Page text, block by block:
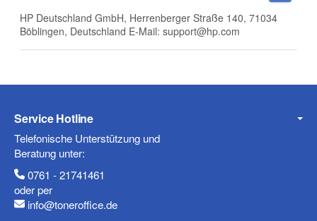
Mobiltelefon
HP Deutschland GmbH, Herrenberger Straße 140, 71034
Böblingen, Deutschland E-Mail: support@hp.com
Service Hotline
Telefonische Unterstützung und
Beratung unter:
0761 - 21741461
oder per
info@toneroffice.de